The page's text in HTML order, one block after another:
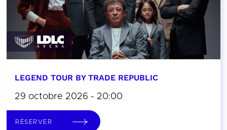
LEGEND TOUR BY TRADE REPUBLIC
29 octobre 2026 - 20:00
RÉSERVER